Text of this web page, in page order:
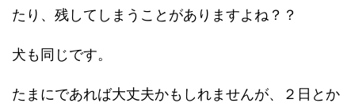
たり、残してしまうことがありますよね？？
犬も同じです。
たまにであれば大丈夫かもしれませんが、２日とか